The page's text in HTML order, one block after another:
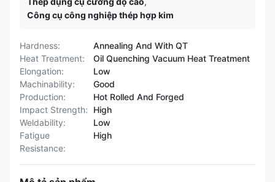
Công cụ công nghiệp thép hợp kim
Hardness:
Annealing And With QT
Heat Treatment:
Oil Quenching Vacuum Heat Treatment
Elongation:
Low
Machinability:
Good
Production:
Hot Rolled And Forged
Impact Strength:
High
Weldability:
Low
Fatigue
Resistance:
High